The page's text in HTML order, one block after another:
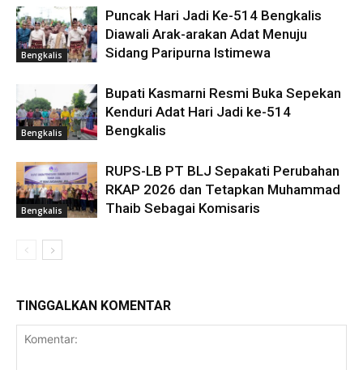
Bengkalis
Puncak Hari Jadi Ke-514 Bengkalis
Diawali Arak-arakan Adat Menuju
Sidang Paripurna Istimewa
Bengkalis
Bupati Kasmarni Resmi Buka Sepekan
Kenduri Adat Hari Jadi ke-514
Bengkalis
Bengkalis
RUPS-LB PT BLJ Sepakati Perubahan
RKAP 2026 dan Tetapkan Muhammad
Thaib Sebagai Komisaris
TINGGALKAN KOMENTAR